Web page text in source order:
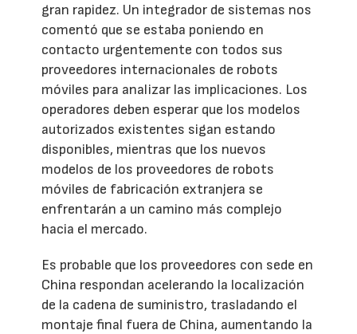
gran rapidez. Un integrador de sistemas nos
comentó que se estaba poniendo en
contacto urgentemente con todos sus
proveedores internacionales de robots
móviles para analizar las implicaciones. Los
operadores deben esperar que los modelos
autorizados existentes sigan estando
disponibles, mientras que los nuevos
modelos de los proveedores de robots
móviles de fabricación extranjera se
enfrentarán a un camino más complejo
hacia el mercado.
Es probable que los proveedores con sede en
China respondan acelerando la localización
de la cadena de suministro, trasladando el
montaje final fuera de China, aumentando la